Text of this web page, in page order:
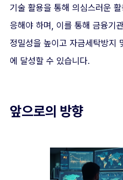
기술 활용을 통해 의심스러운
응해야 하며, 이를 통해 금융기
정밀성을 높이고 자금세탁방지
에 달성할 수 있습니다.
앞으로의 방향